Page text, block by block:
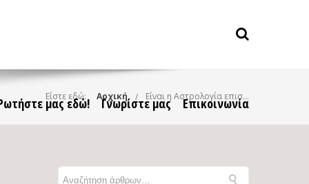
μας εδώ! Γνωρίστε μας Επικοινωνία
Είστε εδώ: Αρχική Είναι η Αστρολογία επιστήμη και τι σχέση έχει με την Αστρονομία; – Μέρος Β: Επιστημονική προσέγγιση